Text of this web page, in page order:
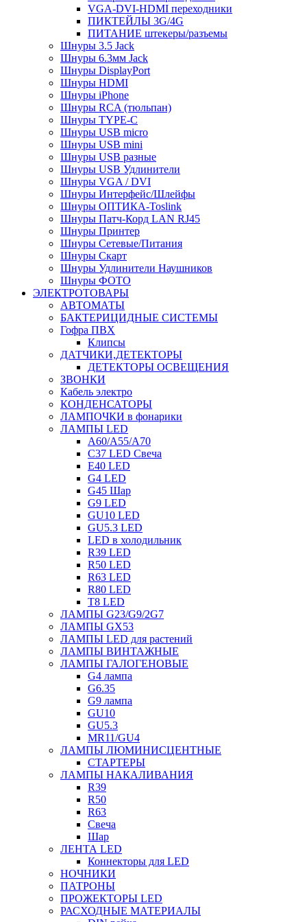
VGA-DVI-HDMI переходники
ПИКТЕЙЛЫ 3G/4G
ПИТАНИЕ штекеры/разъемы
Шнуры 3.5 Jack
Шнуры 6.3мм Jack
Шнуры DisplayPort
Шнуры HDMI
Шнуры iPhone
Шнуры RCA (тюльпан)
Шнуры TYPE-C
Шнуры USB micro
Шнуры USB mini
Шнуры USB разные
Шнуры USB Удлинители
Шнуры VGA / DVI
Шнуры Интерфейс/Шлейфы
Шнуры ОПТИКА-Toslink
Шнуры Патч-Корд LAN RJ45
Шнуры Принтер
Шнуры Сетевые/Питания
Шнуры Скарт
Шнуры Удлинители Наушников
Шнуры ФОТО
ЭЛЕКТРОТОВАРЫ
АВТОМАТЫ
БАКТЕРИЦИДНЫЕ СИСТЕМЫ
Гофра ПВХ
Клипсы
ДАТЧИКИ,ДЕТЕКТОРЫ
ДЕТЕКТОРЫ ОСВЕЩЕНИЯ
ЗВОНКИ
Кабель электро
КОНДЕНСАТОРЫ
ЛАМПОЧКИ в фонарики
ЛАМПЫ LED
A60/A55/A70
C37 LED Свеча
E40 LED
G4 LED
G45 Шар
G9 LED
GU10 LED
GU5.3 LED
LED в холодильник
R39 LED
R50 LED
R63 LED
R80 LED
T8 LED
ЛАМПЫ G23/G9/2G7
ЛАМПЫ GX53
ЛАМПЫ LED для растений
ЛАМПЫ ВИНТАЖНЫЕ
ЛАМПЫ ГАЛОГЕНОВЫЕ
G4 лампа
G6.35
G9 лампа
GU10
GU5.3
MR11/GU4
ЛАМПЫ ЛЮМИНИСЦЕНТНЫЕ
СТАРТЕРЫ
ЛАМПЫ НАКАЛИВАНИЯ
R39
R50
R63
Свеча
Шар
ЛЕНТА LED
Коннекторы для LED
НОЧНИКИ
ПАТРОНЫ
ПРОЖЕКТОРЫ LED
РАСХОДНЫЕ МАТЕРИАЛЫ